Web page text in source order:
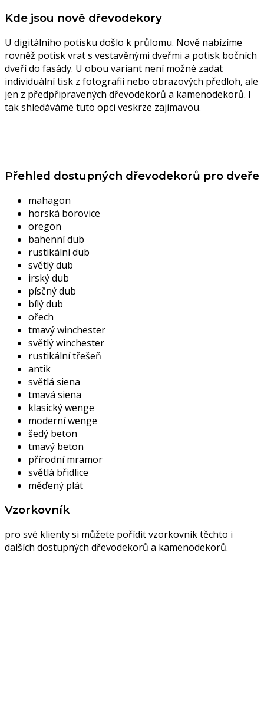
Kde jsou nově dřevodekory
U digitálního potisku došlo k průlomu. Nově nabízíme
rovněž potisk vrat s vestavěnými dveřmi a potisk bočních
dveří do fasády. U obou variant není možné zadat
individuální tisk z fotografií nebo obrazových předloh, ale
jen z předpřipravených dřevodekorů a kamenodekorů. I
tak shledáváme tuto opci veskrze zajímavou.
Přehled dostupných dřevodekorů pro dveře
mahagon
horská borovice
oregon
bahenní dub
rustikální dub
světlý dub
irský dub
písčný dub
bílý dub
ořech
tmavý winchester
světlý winchester
rustikální třešeň
antik
světlá siena
tmavá siena
klasický wenge
moderní wenge
šedý beton
tmavý beton
přírodní mramor
světlá břidlice
měďený plát
Vzorkovník
pro své klienty si můžete pořídit vzorkovník těchto i
dalších dostupných dřevodekorů a kamenodekorů.